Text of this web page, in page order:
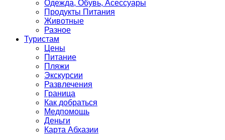
Одежда, Обувь, Асессуары
Продукты Питания
Животные
Разное
Туристам
Цены
Питание
Пляжи
Экскурсии
Развлечения
Граница
Как добраться
Медпомощь
Деньги
Карта Абхазии